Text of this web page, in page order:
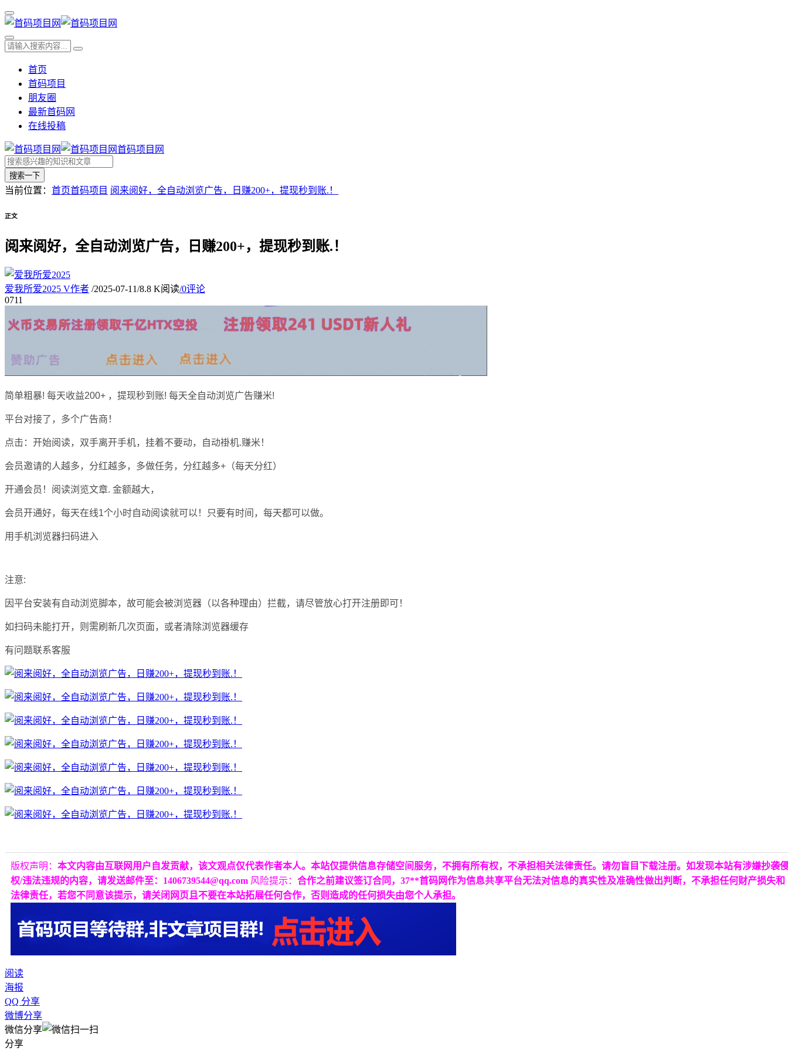
首页
首码项目
朋友圈
最新首码网
在线投稿
首码项目网
搜索一下
当前位置： 首页首码项目 阅来阅好，全自动浏览广告，日赚200+，提现秒到账.！
正文
阅来阅好，全自动浏览广告，日赚200+，提现秒到账.！
爱我所爱2025 V作者 /2025-07-11/8.8 K阅读/0评论
0711
简单粗暴! 每天收益200+ ，提现秒到账! 每天全自动浏览广告赚米!
平台对接了，多个广告商！
点击：开始阅读，双手离开手机，挂着不要动，自动褂机.赚米！
会员邀请的人越多，分红越多，多做任务，分红越多+（每天分红）
开通会员！阅读浏览文章. 金额越大，
会员开通好，每天在线1个小时自动阅读就可以！只要有时间，每天都可以做。
用手机浏览器扫码进入
注意:
因平台安装有自动浏览脚本，故可能会被浏览器（以各种理由）拦截，请尽管放心打开注册即可！
如扫码未能打开，则需刷新几次页面，或者清除浏览器缓存
有问题联系客服
版权声明： 本文内容由互联网用户自发贡献，该文观点仅代表作者本人。本站仅提供信息存储空间服务，不拥有所有权，不承担相关法律责任。请勿盲目下载注册。如发现本站有涉嫌抄袭
权/违法违规的内容，请发送邮件至：1406739544@qq.com 风险提示： 合作之前建议签订合同，37**首码网作为信息共享平台无法对信息的真实性及准确性做出判断，不承担任何财产损失和
法律责任，若您不同意该提示，请关闭网页且不要在本站拓展任何合作，否则造成的任何损失由您个人承担。
阅读
海报
QQ 分享
微博分享
微信分享
分享